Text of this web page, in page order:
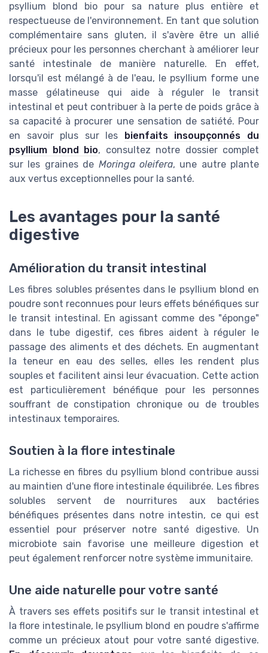
psyllium blond bio pour sa nature plus entière et
respectueuse de l'environnement. En tant que solution
complémentaire sans gluten, il s'avère être un allié
précieux pour les personnes cherchant à améliorer leur
santé intestinale de manière naturelle. En effet,
lorsqu'il est mélangé à de l'eau, le psyllium forme une
masse gélatineuse qui aide à réguler le transit
intestinal et peut contribuer à la perte de poids grâce à
sa capacité à procurer une sensation de satiété. Pour
en savoir plus sur les
bienfaits insoupçonnés du
psyllium blond bio, consultez notre dossier complet
sur les graines de Moringa oleifera, une autre plante
aux vertus exceptionnelles pour la santé.
Les avantages pour la santé
digestive
Amélioration du transit intestinal
Les fibres solubles présentes dans le psyllium blond en
poudre sont reconnues pour leurs effets bénéfiques sur
le transit intestinal. En agissant comme des "éponge"
dans le tube digestif, ces fibres aident à réguler le
passage des aliments et des déchets. En augmentant
la teneur en eau des selles, elles les rendent plus
souples et facilitent ainsi leur évacuation. Cette action
est particulièrement bénéfique pour les personnes
souffrant de constipation chronique ou de troubles
intestinaux temporaires.
Soutien à la flore intestinale
La richesse en fibres du psyllium blond contribue aussi
au maintien d'une flore intestinale équilibrée. Les fibres
solubles servent de nourritures aux bactéries
bénéfiques présentes dans notre intestin, ce qui est
essentiel pour préserver notre santé digestive. Un
microbiote sain favorise une meilleure digestion et
peut également renforcer notre système immunitaire.
Une aide naturelle pour votre santé
À travers ses effets positifs sur le transit intestinal et
la flore intestinale, le psyllium blond en poudre s'affirme
comme un précieux atout pour votre santé digestive.